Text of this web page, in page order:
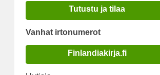
Tutustu ja tilaa
Vanhat irtonumerot
Finlandiakirja.fi